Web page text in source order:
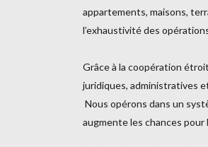
appartements, maisons,
l’exhaustivité des
Grâce à la coopération
juridiques, administratives
Nous opérons dans un
augmente les chances